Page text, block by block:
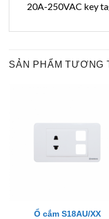
20A-250VAC key
SẢN PHẨM TƯƠNG
Ổ cắm S18AU/XX